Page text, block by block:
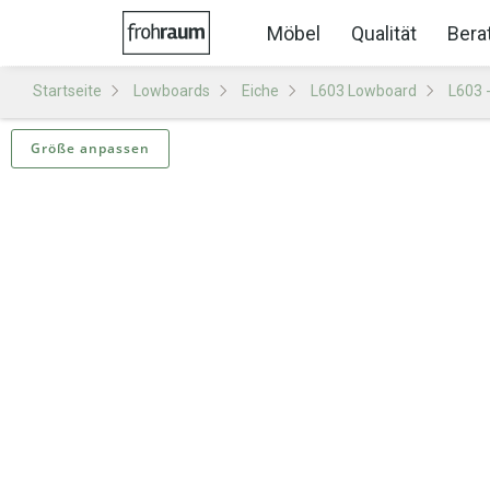
Möbel Qualität
Startseite Lowboards Eiche L603 Lowboard L603
Größe anpassen